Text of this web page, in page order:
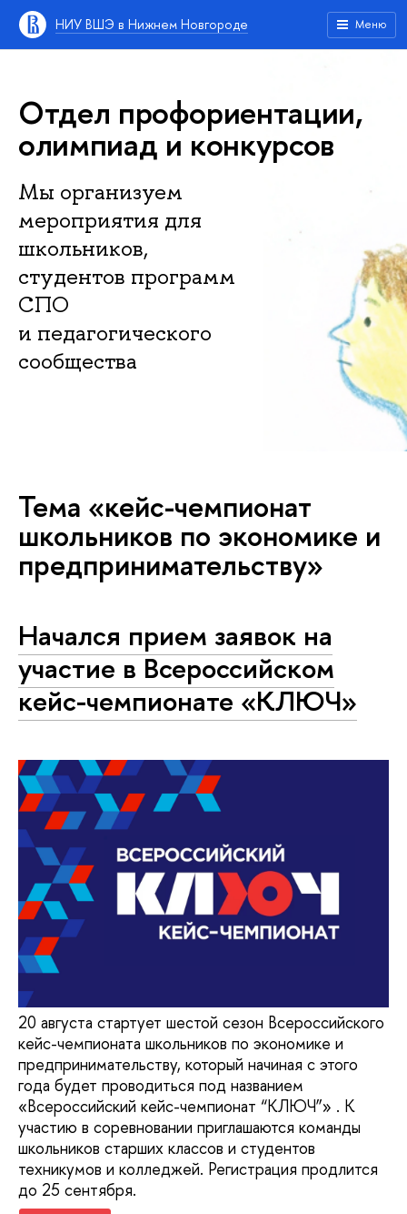
НИУ ВШЭ в Нижнем Новгороде Меню
Отдел профориентации,
олимпиад и конкурсов
Мы организуем
мероприятия для
школьников,
студентов программ
СПО
и педагогического
сообщества
Тема «кейс-чемпионат
школьников по экономике и
предпринимательству»
Начался прием заявок на
участие в Всероссийском
кейс-чемпионате «КЛЮЧ»
20 августа стартует шестой сезон Всероссийского
кейс-чемпионата школьников по экономике и
предпринимательству, который начиная с этого
года будет проводиться под названием
«Всероссийский кейс-чемпионат “КЛЮЧ”» . К
участию в соревновании приглашаются команды
школьников старших классов и студентов
техникумов и колледжей. Регистрация продлится
до 25 сентября.